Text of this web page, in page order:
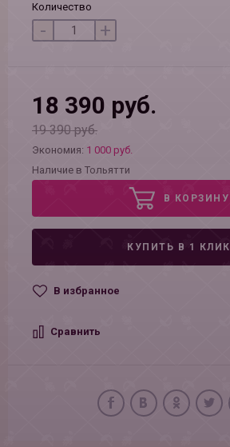
Количество
- +
18 390 руб.
19 390 руб.
Экономия: 1 000 руб.
Наличие в Тольятти
В КОРЗИНУ
КУПИТЬ В 1 КЛИК
В избранное
Сравнить